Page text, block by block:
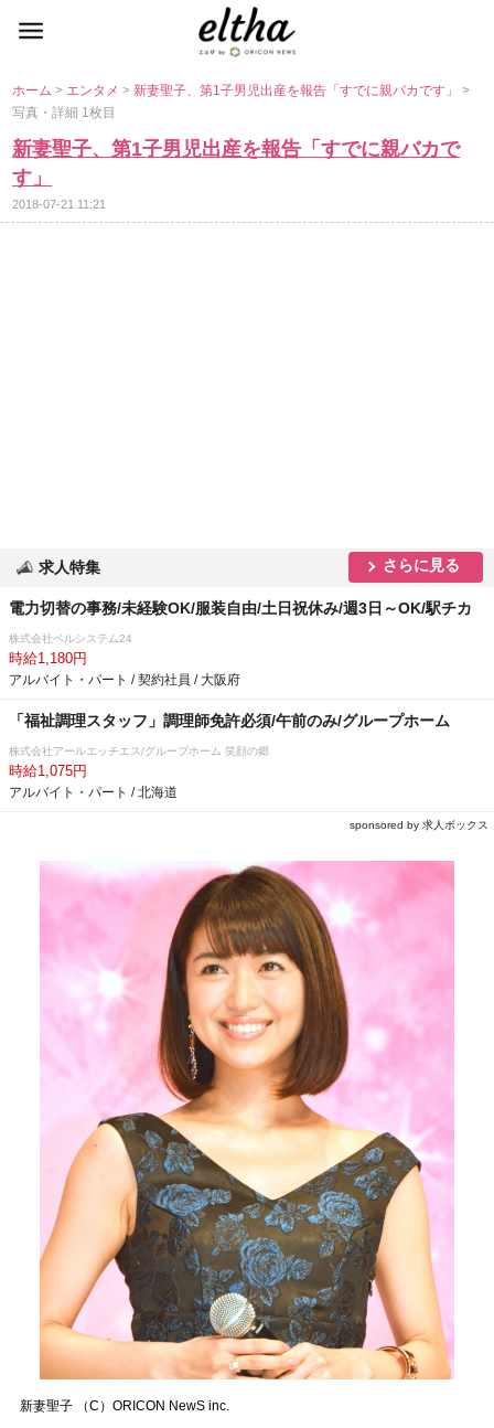
ホーム> エンタメ> 新妻聖子、第1子男児出産を報告「すでに親バカです」>
写真・詳細 1枚目
新妻聖子、第1子男児出産を報告「すでに親バカで
す」
2018-07-21 11:21
求人特集 さらに見る
電力切替の事務/未経験OK/服装自由/土日祝休み/週3日～OK/駅チカ
株式会社ベルシステム24
時給1,180円
アルバイト・パート / 契約社員 / 大阪府
「福祉調理スタッフ」調理師免許必須/午前のみ/グループホーム
株式会社アールエッチエス/グループホーム 笑顔の郷
時給1,075円
アルバイト・パート / 北海道
sponsored by 求人ボックス
新妻聖子 （C）ORICON NewS inc.